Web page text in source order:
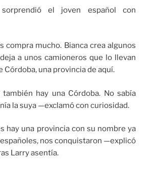
el joven español con
compra mucho. Bianca crea algunos
a unos camioneros que lo llevan
Córdoba, una provincia de aquí.
hay una Córdoba. No sabía
la suya —exclamó con curiosidad.
hay una provincia con su nombre ya
nos conquistaron —explicó
Larry asentía.